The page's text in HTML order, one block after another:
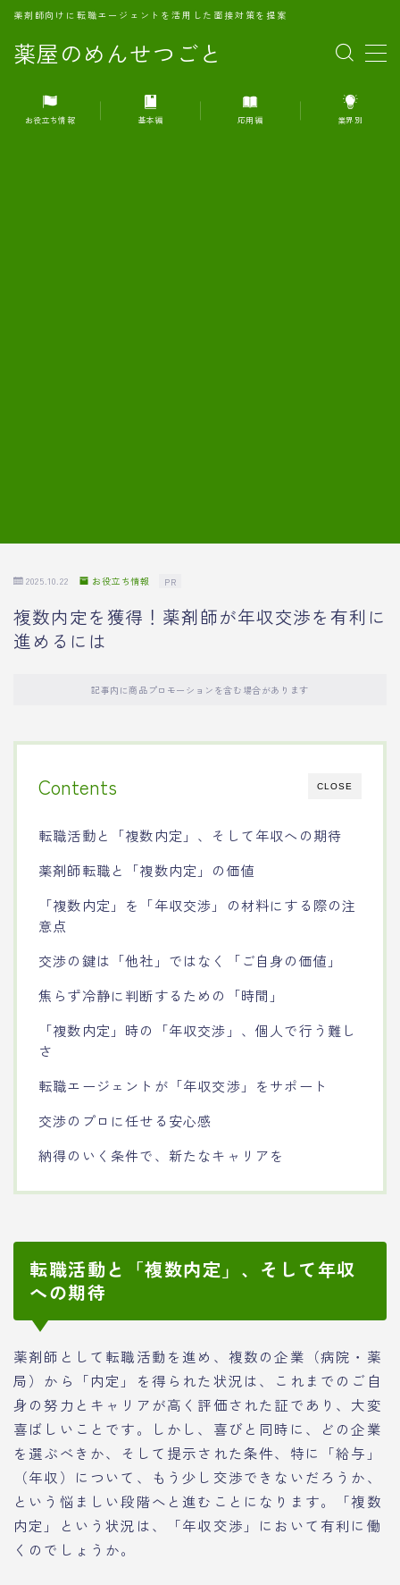
薬屋のめんせつごと
薬剤師向けに転職エージェントを活用した面接対策を提案
MENU
1.転職エージェントとは何か？
お役立ち情報 基本編 応用編 業界別
2025.10.22 お役立ち情報 PR
複数内定を獲得！薬剤師が年収交渉を有利に
進めるには
記事内に商品プロモーションを含む場合があります
CLOSE
Contents
転職活動と「複数内定」、そして年収への期待
薬剤師転職と「複数内定」の価値
「複数内定」を「年収交渉」の材料にする際の注
意点
交渉の鍵は「他社」ではなく「ご自身の価値」
焦らず冷静に判断するための「時間」
「複数内定」時の「年収交渉」、個人で行う難し
さ
転職エージェントが「年収交渉」をサポート
交渉のプロに任せる安心感
納得のいく条件で、新たなキャリアを
転職活動と「複数内定」、そして年収
への期待
薬剤師として転職活動を進め、複数の企業（病院・薬
局）から「内定」を得られた状況は、これまでのご自
身の努力とキャリアが高く評価された証であり、大変
喜ばしいことです。しかし、喜びと同時に、どの企業
を選ぶべきか、そして提示された条件、特に「給与」
（年収）について、もう少し交渉できないだろうか、
という悩ましい段階へと進むことになります。「複数
内定」という状況は、「年収交渉」において有利に働
くのでしょうか。